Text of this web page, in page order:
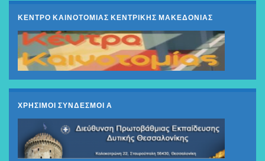
ΚΕΝΤΡΟ ΚΑΙΝΟΤΟΜΙΑΣ ΚΕΝΤΡΙΚΗΣ ΜΑΚΕΔΟΝΙΑΣ
ΧΡΗΣΙΜΟΙ ΣΥΝΔΕΣΜΟΙ Α